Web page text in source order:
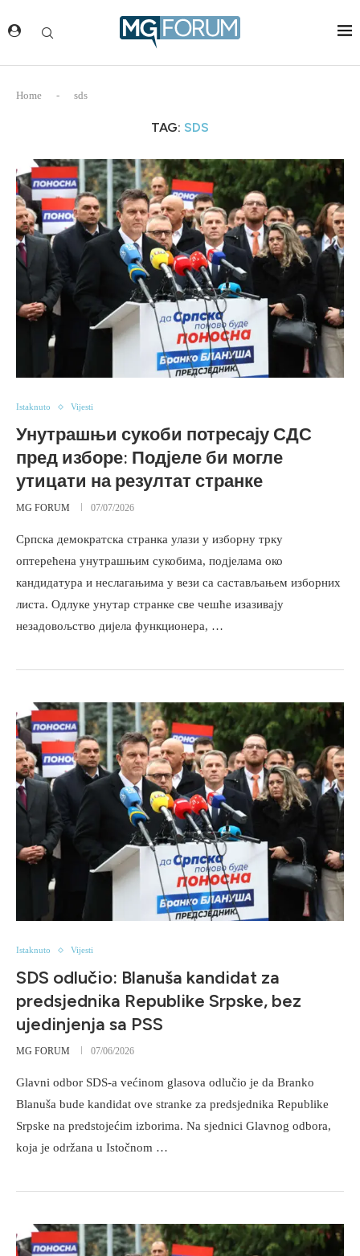
Home - sds
TAG: SDS
Istaknuto Vijesti
Унутрашњи сукоби потресају СДС
пред изборе: Подјеле би могле
утицати на резултат странке
MG FORUM 07/07/2026
Српска демократска странка улази у изборну трку
оптерећена унутрашњим сукобима, подјелама око
кандидатура и неслагањима у вези са састављањем изборних
листа. Одлуке унутар странке све чешће изазивају
незадовољство дијела функционера, …
Istaknuto Vijesti
SDS odlučio: Blanuša kandidat za
predsjednika Republike Srpske, bez
ujedinjenja sa PSS
MG FORUM 07/06/2026
Glavni odbor SDS-a većinom glasova odlučio je da Branko
Blanuša bude kandidat ove stranke za predsjednika Republike
Srpske na predstojećim izborima. Na sjednici Glavnog odbora,
koja je održana u Istočnom …